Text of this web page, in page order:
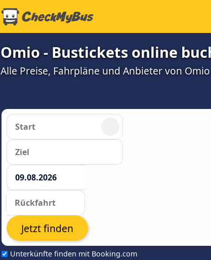
Omio - Bustickets online
Alle Preise, Fahrpläne und Anbieter von Omio
Unterkünfte finden mit Booking.com
Jetzt finden